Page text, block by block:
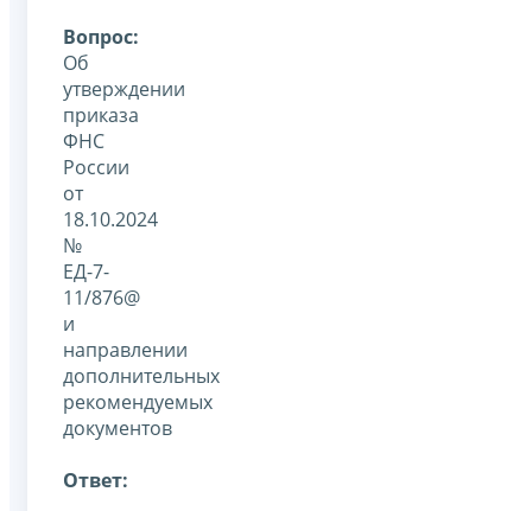
Вопрос:
Об
утверждении
приказа
ФНС
России
от
18.10.2024
№
ЕД-7-
11/876@
и
направлении
дополнительных
рекомендуемых
документов
Ответ: